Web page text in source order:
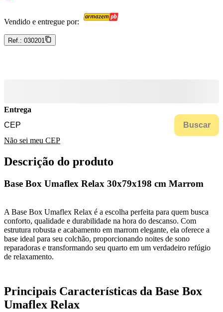
Vendido e entregue por:
Ref.: 030201
Entrega
Buscar
Não sei meu CEP
Descrição do produto
Base Box Umaflex Relax 30x79x198 cm Marrom
A Base Box Umaflex Relax é a escolha perfeita para quem busca
conforto, qualidade e durabilidade na hora do descanso. Com
estrutura robusta e acabamento em marrom elegante, ela oferece a
base ideal para seu colchão, proporcionando noites de sono
reparadoras e transformando seu quarto em um verdadeiro refúgio
de relaxamento.
Principais Características da Base Box
Umaflex Relax